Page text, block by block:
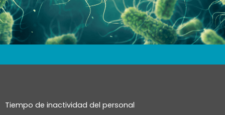
Tiempo de inactividad del personal